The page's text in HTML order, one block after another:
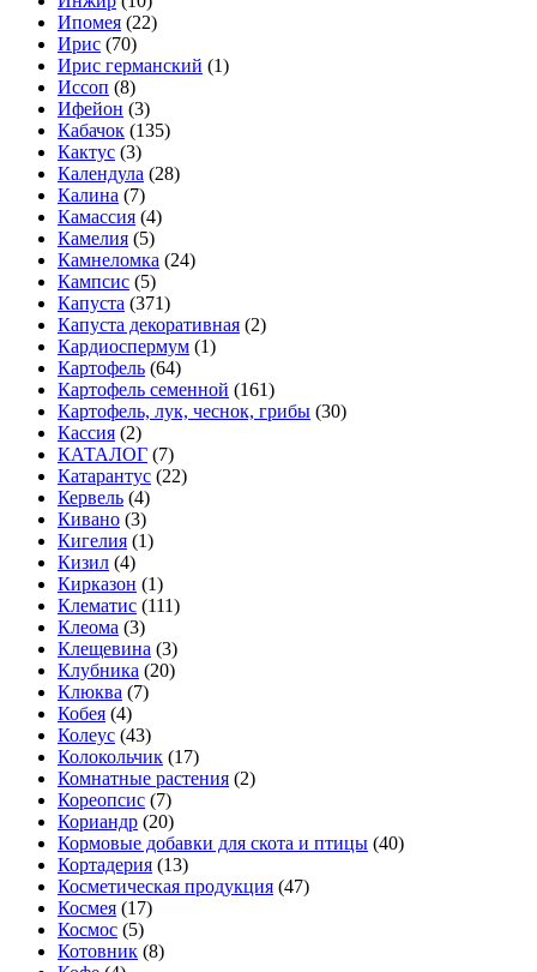
Ипомея (22)
Ирис (70)
Ирис германский (1)
Иссоп (8)
Ифейон (3)
Кабачок (135)
Кактус (3)
Календула (28)
Калина (7)
Камассия (4)
Камелия (5)
Камнеломка (24)
Кампсис (5)
Капуста (371)
Капуста декоративная (2)
Кардиоспермум (1)
Картофель (64)
Картофель семенной (161)
Картофель, лук, чеснок, грибы (30)
Кассия (2)
КАТАЛОГ (7)
Катарантус (22)
Кервель (4)
Кивано (3)
Кигелия (1)
Кизил (4)
Кирказон (1)
Клематис (111)
Клеома (3)
Клещевина (3)
Клубника (20)
Клюква (7)
Кобея (4)
Колеус (43)
Колокольчик (17)
Комнатные растения (2)
Кореопсис (7)
Кориандр (20)
Кормовые добавки для скота и птицы (40)
Кортадерия (13)
Косметическая продукция (47)
Космея (17)
Космос (5)
Котовник (8)